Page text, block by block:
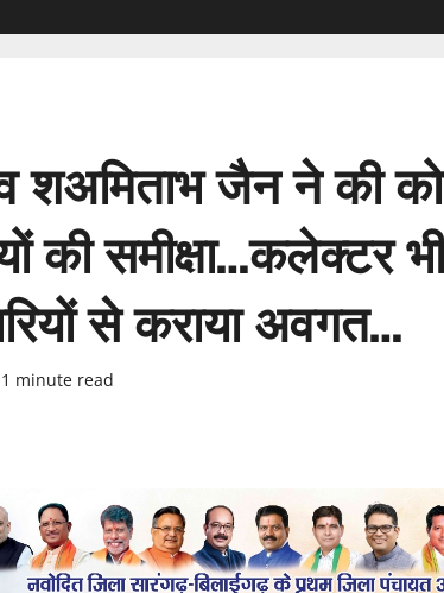
शअमिताभ जैन ने की
की समीक्षा…कलेक्टर
से कराया अवगत…
1 minute read